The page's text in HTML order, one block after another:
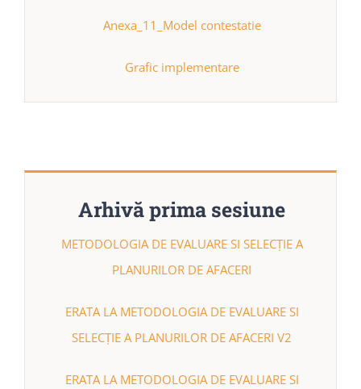
Anexa_11_Model contestatie
Grafic implementare
Arhivă prima sesiune
METODOLOGIA DE EVALUARE SI SELECȚIE A
PLANURILOR DE AFACERI
ERATA LA METODOLOGIA DE EVALUARE SI
SELECȚIE A PLANURILOR DE AFACERI V2
ERATA LA METODOLOGIA DE EVALUARE SI